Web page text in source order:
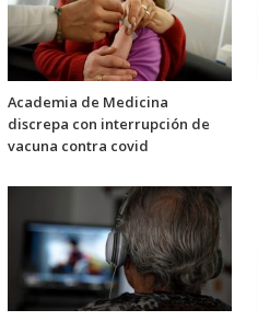
Academia de Medicina
discrepa con interrupción de
vacuna contra covid